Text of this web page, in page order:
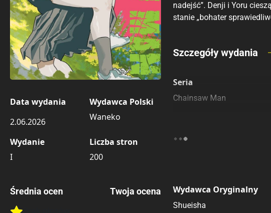
Data wydania
2.06.2026
Wydawca Polski
Waneko
Wydanie
I
Liczba stron
200
Średnia ocen Twoja ocena
nadejść”. Denji i Yoru
stanie „bohater
Porównaj ceny
Szczegóły wydania
Seria
Chainsaw Man
Wydawca Oryginalny
Shueisha